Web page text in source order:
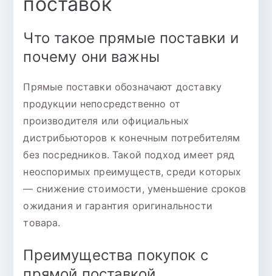
Что такое прямые поставки и
почему они важны
Прямые поставки обозначают доставку
продукции непосредственно от
производителя или официальных
дистрибьюторов к конечным потребителям
без посредников. Такой подход имеет ряд
неоспоримых преимуществ, среди которых
— снижение стоимости, уменьшение сроков
ожидания и гарантия оригинальности
товара.
Преимущества покупок с